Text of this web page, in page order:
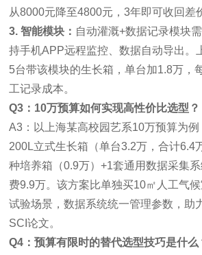
从8000元降至4800元，3年即可收回差
3. 智能模块： 自动灌溉+数据记录模块
持手机APP远程监控、数据自动导出。
5台带该模块的生长箱，单台加1.8万，
工记录成本。
Q3：10万预算如何实现高性价比选型？
A3：以上海某高校园艺系10万预算为
200L立式生长箱（单台3.2万，合计6.4
种培养箱（0.9万）+1套通用数据采集
费9.9万。该方案比单独买10㎡人工气
试验场景，数据系统统一管理参数，助
SCI论文。
Q4：预算有限时的替代选型技巧是什么